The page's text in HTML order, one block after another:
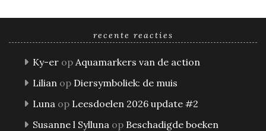
recente reacties
Ky-er op Aquamarkers van de action
Lilian op Diersymboliek: de muis
Luna op Leesdoelen 2026 update #2
Susanne l Sylluna op Beschadigde boeken